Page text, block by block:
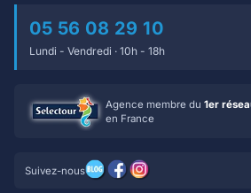
05 56 08 29 10
Lundi - Vendredi · 10h - 18h
Agence membre du 1er
en France
Suivez-nous